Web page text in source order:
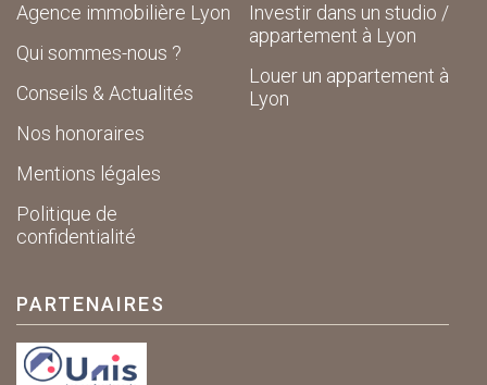
Agence immobilière Lyon
Qui sommes-nous ?
Conseils & Actualités
Nos honoraires
Mentions légales
Politique de
confidentialité
Investir dans un studio /
appartement à Lyon
Louer un appartement à
Lyon
PARTENAIRES